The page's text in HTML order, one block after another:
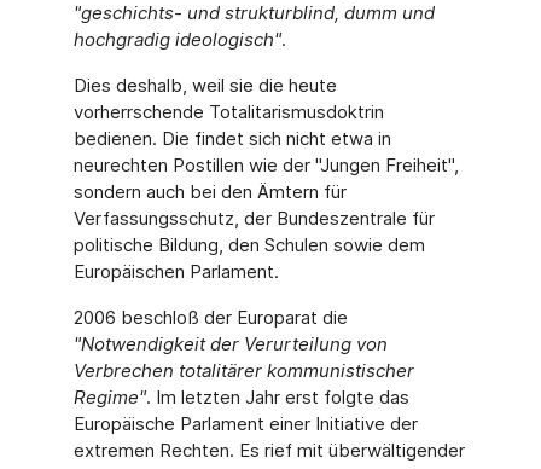
"geschichts- und strukturblind, dumm und
hochgradig ideologisch".
Dies deshalb, weil sie die heute
vorherrschende Totalitarismusdoktrin
bedienen. Die findet sich nicht etwa in
neurechten Postillen wie der "Jungen Freiheit",
sondern auch bei den Ämtern für
Verfassungsschutz, der Bundeszentrale für
politische Bildung, den Schulen sowie dem
Europäischen Parlament.
2006 beschloß der Europarat die
"Notwendigkeit der Verurteilung von
Verbrechen totalitärer kommunistischer
Regime". Im letzten Jahr erst folgte das
Europäische Parlament einer Initiative der
extremen Rechten. Es rief mit überwältigender